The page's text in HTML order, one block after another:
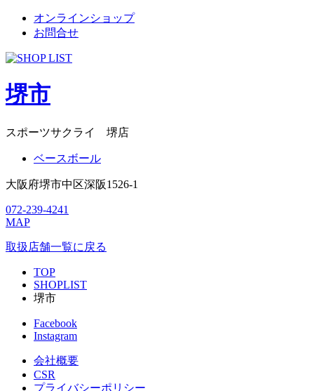
オンラインショップ
お問合せ
堺市
スポーツサクライ 堺店
ベースボール
大阪府堺市中区深阪1526-1
072-239-4241
MAP
取扱店舗一覧に戻る
TOP
SHOPLIST
堺市
Facebook
Instagram
会社概要
CSR
プライバシーポリシー